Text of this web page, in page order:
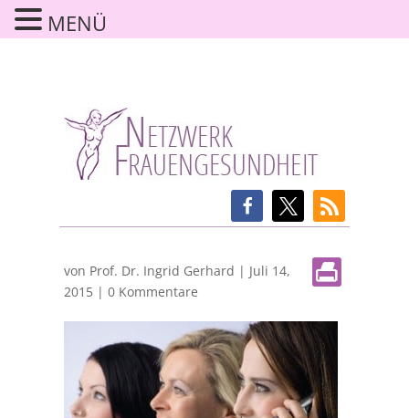
von Prof. Dr. Ingrid Gerhard | Juli 14,
2015| 0 Kommentare
MENÜ